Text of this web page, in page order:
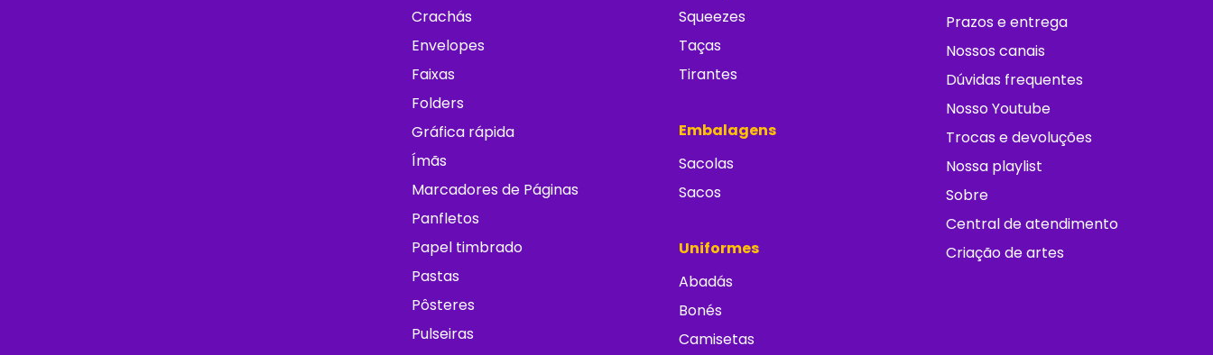
Crachás
Envelopes
Faixas
Folders
Gráfica rápida
Ímãs
Marcadores de Páginas
Panfletos
Papel timbrado
Pastas
Pôsteres
Pulseiras
Squeezes
Taças
Tirantes
Embalagens
Sacolas
Sacos
Uniformes
Abadás
Bonés
Camisetas
Prazos e entrega
Nossos canais
Dúvidas frequentes
Nosso Youtube
Trocas e devoluções
Nossa playlist
Sobre
Central de atendimento
Criação de artes